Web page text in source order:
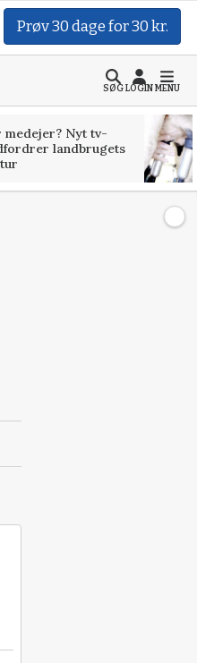
Prøv 30 dage for 30 kr.
SØGLOGINMENU
medejer? Nyt tv-
landbrugets